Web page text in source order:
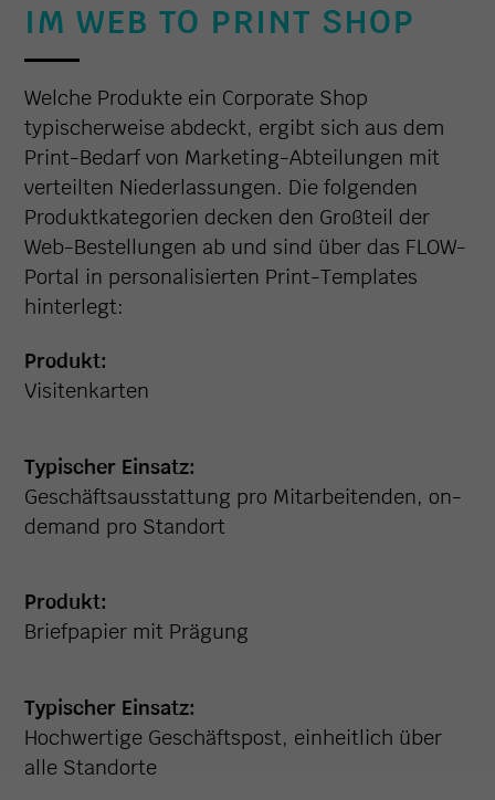
IM WEB TO PRINT SHOP
Welche Produkte ein Corporate Shop
typischerweise abdeckt, ergibt sich aus dem
Print-Bedarf von Marketing-Abteilungen mit
verteilten Niederlassungen. Die folgenden
Produktkategorien decken den Großteil der
Web-Bestellungen ab und sind über das FLOW-
Portal in personalisierten Print-Templates
hinterlegt:
Produkt:
Visitenkarten
Typischer Einsatz:
Geschäftsausstattung pro Mitarbeitenden, on-
demand pro Standort
Produkt:
Briefpapier mit Prägung
Typischer Einsatz:
Hochwertige Geschäftspost, einheitlich über
alle Standorte